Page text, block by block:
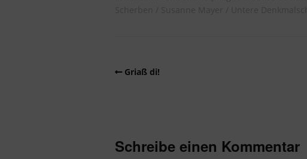
Griaß di!
Schreibe einen Kommentar